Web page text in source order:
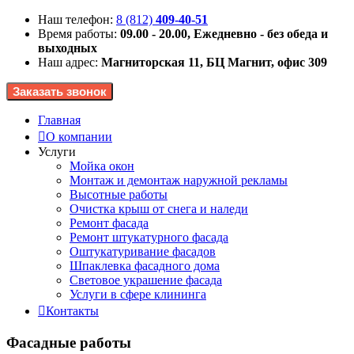
Наш телефон: 8 (812) 409-40-51
Время работы: 09.00 - 20.00, Ежедневно - без обеда и
выходных
Наш адрес: Магниторская 11, БЦ Магнит, офис 309
Главная
О компании
Услуги
Мойка окон
Монтаж и демонтаж наружной рекламы
Высотные работы
Очистка крыш от снега и наледи
Ремонт фасада
Ремонт штукатурного фасада
Оштукатуривание фасадов
Шпаклевка фасадного дома
Световое украшение фасада
Услуги в сфере клининга
Контакты
Фасадные работы